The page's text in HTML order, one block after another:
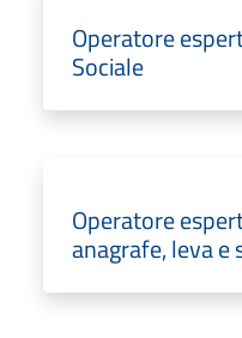
Operatore
Sociale
Operatore
anagrafe, leva e